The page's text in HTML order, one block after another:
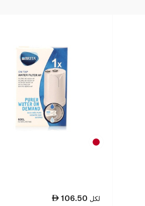
106.50 لكل